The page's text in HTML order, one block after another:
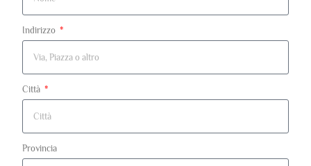
Indirizzo
Città
Provincia